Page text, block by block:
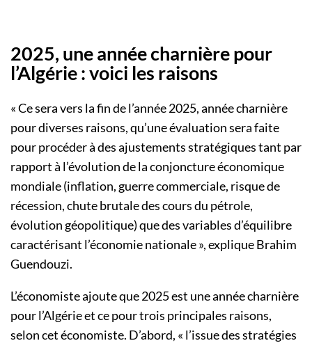
2025, une année charnière pour
l’Algérie : voici les raisons
« Ce sera vers la fin de l’année 2025, année charnière
pour diverses raisons, qu’une évaluation sera faite
pour procéder à des ajustements stratégiques tant par
rapport à l’évolution de la conjoncture économique
mondiale (inflation, guerre commerciale, risque de
récession, chute brutale des cours du pétrole,
évolution géopolitique) que des variables d’équilibre
caractérisant l’économie nationale », explique Brahim
Guendouzi.
L’économiste ajoute que 2025 est une année charnière
pour l’Algérie et ce pour trois principales raisons,
selon cet économiste. D’abord, « l’issue des stratégies